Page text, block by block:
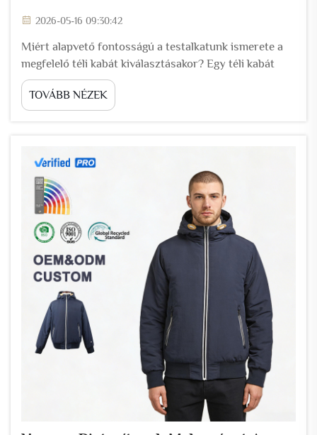
2026-05-16 09:30:42
Miért alapvető fontosságú a testalkatunk ismerete a
megfelelő téli kabát kiválasztásakor? Egy téli kabát
többet tesz, mint hogy melegen tartja Önt – egész
alakját keretezi. Ha nem vesszük figyelembe
testalkatunkat, akár a legmagasabb minőségű kabát is
TOVÁBB NÉZEK